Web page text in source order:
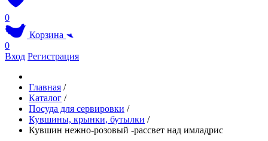
0
Корзина
0
Вход Регистрация
Главная /
Каталог /
Посуда для сервировки /
Кувшины, крынки, бутылки /
Кувшин нежно-розовый -рассвет над имладрис